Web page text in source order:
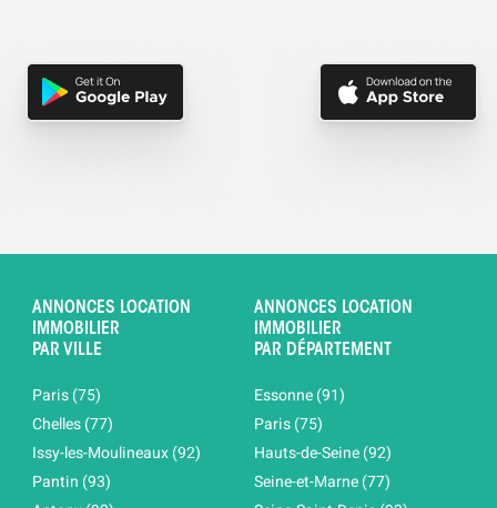
ANNONCES LOCATION
IMMOBILIER
PAR VILLE
Paris (75)
Chelles (77)
Issy-les-Moulineaux (92)
Pantin (93)
ANNONCES LOCATION
IMMOBILIER
PAR DÉPARTEMENT
Essonne (91)
Paris (75)
Hauts-de-Seine (92)
Seine-et-Marne (77)